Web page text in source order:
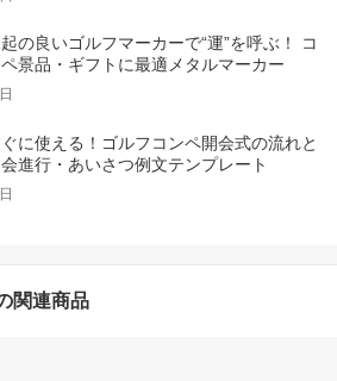
の良いゴルフマーカーで“運”を呼ぶ！ コ
ペ景品・ギフトに最適メタルマーカー
に使える！ゴルフコンペ開会式の流れと
進行・あいさつ例文テンプレート
関連商品